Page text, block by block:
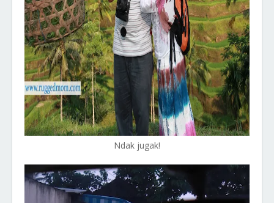
Ndak jugak!